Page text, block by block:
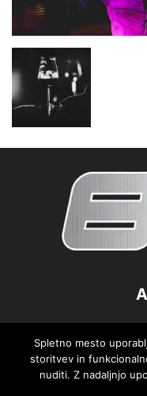
Spletno mesto
storitvev in
nuditi. Z nadaljnjo